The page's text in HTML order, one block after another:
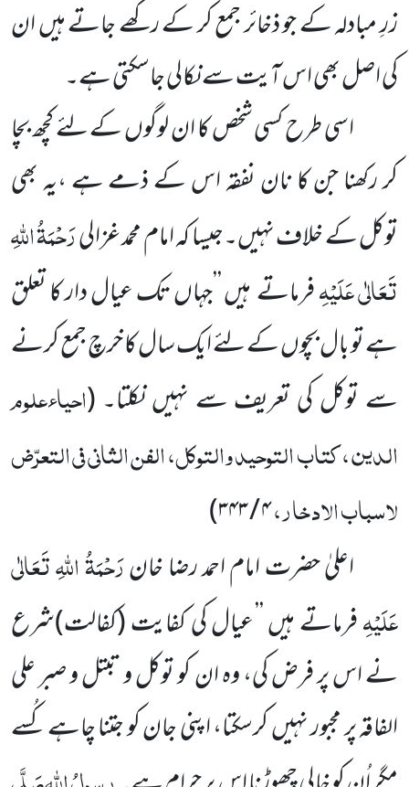
زرِ مبادلہ کے جو ذخائر جمع کر کے رکھے جاتے ہیں ان
کی اصل بھی اس آیت سے نکالی جاسکتی ہے۔
اسی طرح کسی شخص کا ان لوگوں کے لئے کچھ بچا
کر رکھنا جن کا نان نفقہ اس کے ذمے ہے ،یہ بھی
توکل کے خلاف نہیں۔جیسا کہ امام محمد غزالیرَحْمَۃُ اللہِ
تَعَالٰی عَلَیْہِفرماتے ہیں ’’جہاں تک عیال دار کا تعلق
ہے تو بال بچوں کے لئے ایک سال کا خرچ جمع کرنے
سے توکل کی تعریف سے نہیں نکلتا۔ (احیاءعلوم
الدین ، کتاب التوحید والتوکل، الفن الثانی فی التعرّض
لاسباب الادخار،۴ / ۳۴۳
)
اعلیٰ حضرت امام احمد رضا خانرَحْمَۃُ اللہِ تَعَالٰی
عَلَیْہِفرماتے ہیں ’’عیال کی کفایت (کفالت)شرع
نے اس پر فرض کی، وہ ان کو توکل و تبتل و صبر علی
الفاقہ پر مجبور نہیں کرسکتا، اپنی جان کو جتنا چاہے کُسے